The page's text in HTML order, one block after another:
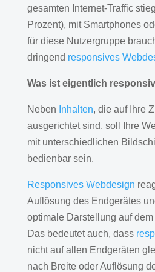
gesamten Internet-Traffic
Prozent), mit Smartphones
für diese Nutzergruppe
dringend responsives
Was ist eigentlich
Neben Inhalten, die auf Ihre
ausgerichtet sind, soll Ihre
mit unterschiedlichen
bedienbar sein.
Responsives Webdesign
Auflösung des Endgerätes
optimale Darstellung auf
Das bedeutet auch, dass
nicht auf allen Endgeräten
nach Breite oder Auflösung